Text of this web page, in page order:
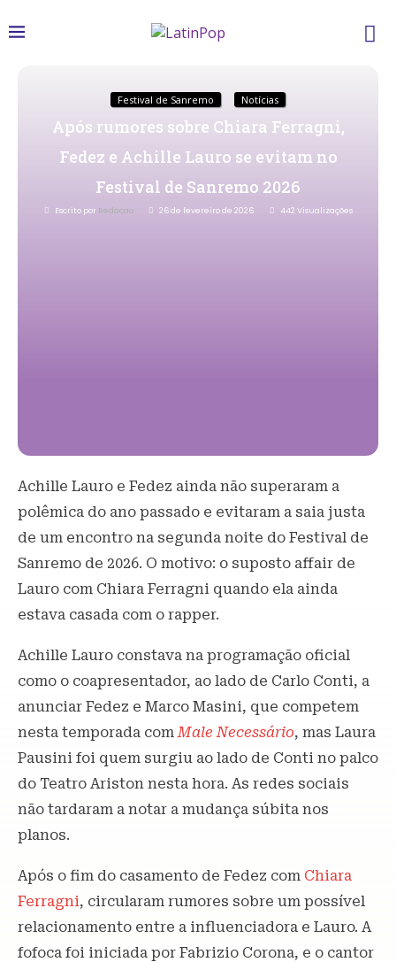
Festival de Sanremo Notícias
Após rumores sobre Chiara Ferragni,
Fedez e Achille Lauro se evitam no
Festival de Sanremo 2026
Escrito por Redacao 26 de fevereiro de 2026 442 Visualizações
Achille Lauro e Fedez ainda não superaram a
polêmica do ano passado e evitaram a saia justa
de um encontro na segunda noite do Festival de
Sanremo de 2026. O motivo: o suposto affair de
Lauro com Chiara Ferragni quando ela ainda
estava casada com o rapper.
Achille Lauro constava na programação oficial
como o coapresentador, ao lado de Carlo Conti, a
anunciar Fedez e Marco Masini, que competem
nesta temporada comMale Necessário, mas Laura
Pausini foi quem surgiu ao lado de Conti no palco
do Teatro Ariston nesta hora. As redes sociais
não tardaram a notar a mudança súbita nos
planos.
Após o fim do casamento de Fedez com Chiara
Ferragni, circularam rumores sobre um possível
relacionamento entre a influenciadora e Lauro. A
fofoca foi iniciada por Fabrizio Corona, e o cantor